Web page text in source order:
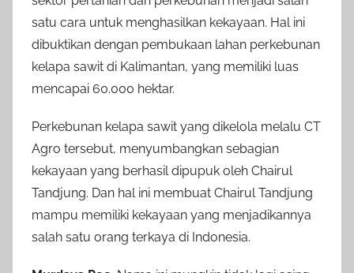
satu cara untuk menghasilkan kekayaan. Hal ini
dibuktikan dengan pembukaan lahan perkebunan
kelapa sawit di Kalimantan, yang memiliki luas
mencapai 60.000 hektar.
Perkebunan kelapa sawit yang dikelola melalu CT
Agro tersebut, menyumbangkan sebagian
kekayaan yang berhasil dipupuk oleh Chairul
Tandjung. Dan hal ini membuat Chairul Tandjung
mampu memiliki kekayaan yang menjadikannya
salah satu orang terkaya di Indonesia.